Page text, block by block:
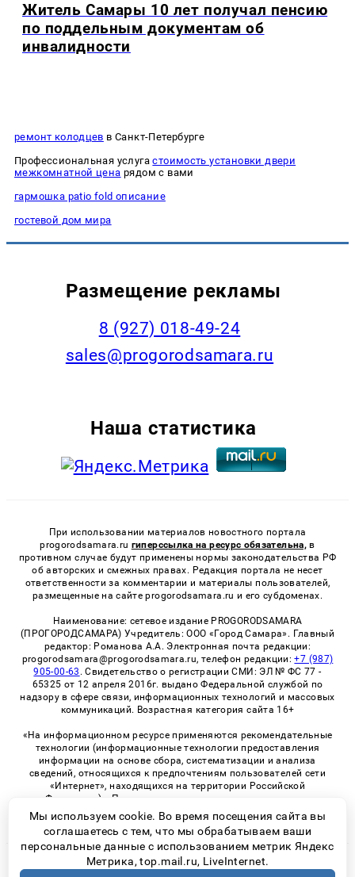
Житель Самары 10 лет получал пенсию
по поддельным документам об
инвалидности
ремонт колодцев в Санкт-Петербурге
Профессиональная услугастоимость установки двери
межкомнатной цена рядом с вами
гармошка patio fold описание
гостевой дом мира
Размещение рекламы
8 (927) 018-49-24
sales@progorodsamara.ru
Наша статистика
При использовании материалов новостного портала
progorodsamara.ru гиперссылка на ресурс обязательна, в
противном случае будут применены нормы законодательства РФ
об авторских и смежных правах. Редакция портала не несет
ответственности за комментарии и материалы пользователей,
размещенные на сайте progorodsamara.ru и его субдоменах.
Наименование: сетевое издание PROGORODSAMARA
(ПРОГОРОДСАМАРА) Учредитель: ООО «Город Самара». Главный
редактор: Романова А.А. Электронная почта редакции:
progorodsamara@progorodsamara.ru, телефон редакции:+7 (987)
905-00-63 . Свидетельство о регистрации СМИ: ЭЛ № ФС 77 -
65325 от 12 апреля 2016г. выдано Федеральной службой по
надзору в сфере связи, информационных технологий и массовых
коммуникаций. Возрастная категория сайта 16+
«На информационном ресурсе применяются рекомендательные
технологии (информационные технологии предоставления
информации на основе сбора, систематизации и анализа
сведений, относящихся к предпочтениям пользователей сети
«Интернет», находящихся на территории Российской
Федерации)». Правила применения рекомендательных
технологий в виджетах рекламно-обменной сети
«СМИ2» (PDF)
© 2026 «ProGorodSamara» | Все права защищены
Мы используем cookie. Во время посещения сайта вы
соглашаетесь с тем, что мы обрабатываем ваши
персональные данные с использованием метрик Яндекс
Метрика, top.mail.ru, LiveInternet.